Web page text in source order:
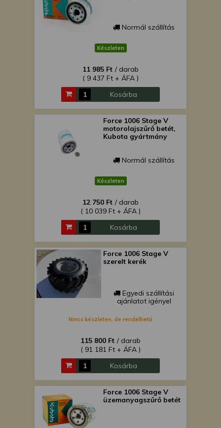
Normál szállítás
Készleten
11 985 Ft / darab
( 9 437 Ft + ÁFA )
Kosárba
Force 1006 Stage V
motorolajszűrő betét,
Kubota gyártmány
Normál szállítás
Készleten
12 750 Ft / darab
( 10 039 Ft + ÁFA )
Kosárba
Force 1006 Stage V
szerelt kerék
Egyedi szállítási
ajánlatot igényel
Nincs készleten, de rendelhető
115 800 Ft / darab
( 91 181 Ft + ÁFA )
Kosárba
Force 1006 Stage V
üzemanyagszűrő betét